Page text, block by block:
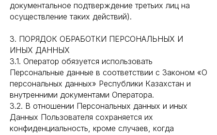
документальное подтверждение третьих лиц на
осуществление таких действий).
3. ПОРЯДОК ОБРАБОТКИ ПЕРСОНАЛЬНЫХ И
ИНЫХ ДАННЫХ
3.1. Оператор обязуется использовать
Персональные данные в соответствии с Законом «О
персональных данных» Республики Казахстан и
внутренними документами Оператора.
3.2. В отношении Персональных данных и иных
Данных Пользователя сохраняется их
конфиденциальность, кроме случаев, когда